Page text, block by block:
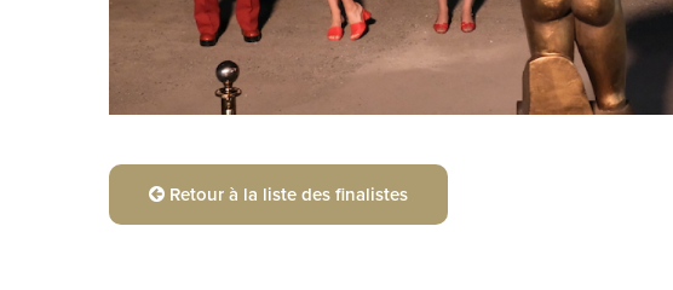
Retour à la liste des finalistes